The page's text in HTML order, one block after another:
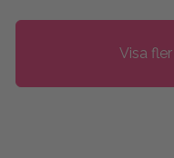
Visa fler